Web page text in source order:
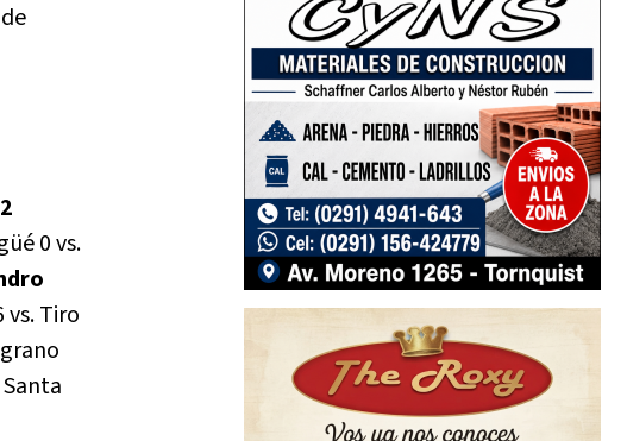
0 vs.
vs. Tiro